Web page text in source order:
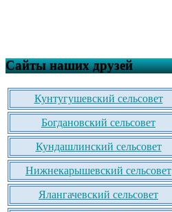
Сайты наших друзей
Кунтугушевский сельсовет
Богдановский сельсовет
Кундашлинский сельсовет
Нижнекарышевский сельсовет
Ялангачевский сельсовет